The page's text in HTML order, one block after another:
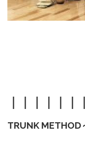
TRUNK